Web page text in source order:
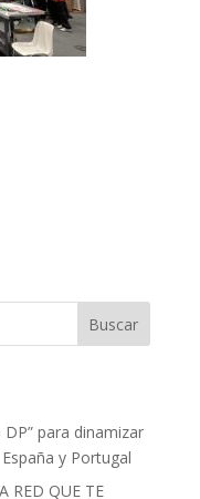
Buscar
para dinamizar
y Portugal
RED QUE TE